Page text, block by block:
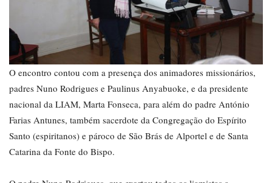
O encontro contou com a presença dos animadores missionários,
padres Nuno Rodrigues e Paulinus Anyabuoke, e da presidente
nacional da LIAM, Marta Fonseca, para além do padre António
Farias Antunes, também sacerdote da Congregação do Espírito
Santo (espiritanos) e pároco de São Brás de Alportel e de Santa
Catarina da Fonte do Bispo.